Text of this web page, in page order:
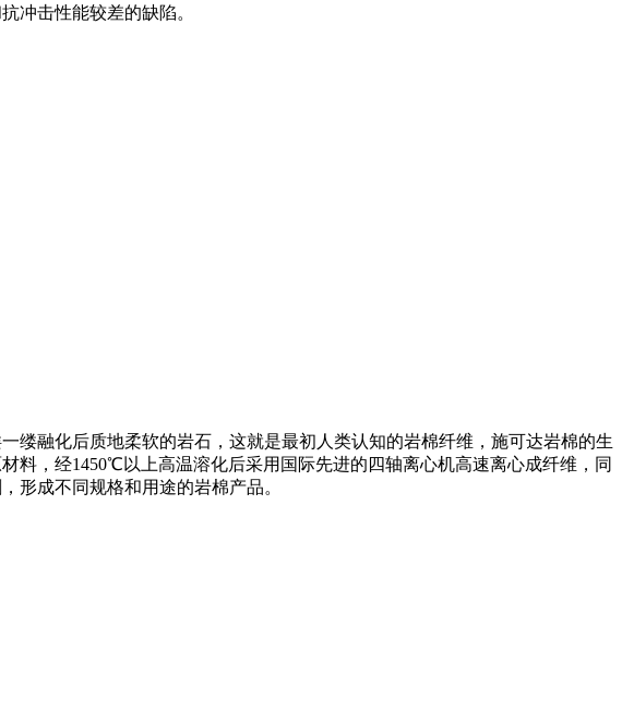
冲击性能较差的缺陷。
缕融化后质地柔软的岩石，这就是最初人类认知的岩棉纤维，施可达岩棉的生
料，经1450℃以上高温溶化后采用国际先进的四轴离心机高速离心成纤维，同
形成不同规格和用途的岩棉产品。